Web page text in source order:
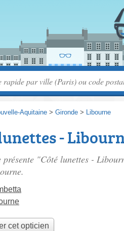
Aquitaine > Gironde > Libourne
-
présente "Côté lunettes -
cet opticien